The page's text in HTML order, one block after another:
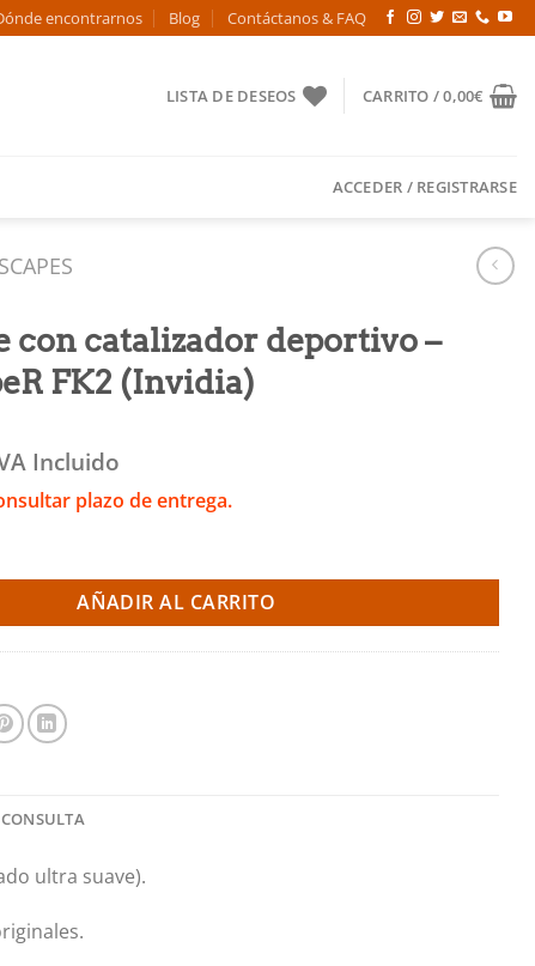
encontrarnos Blog Contáctanos & FAQ
LISTA DE DESEOS CARRITO /0,00€
ACCEDER / REGISTRARSE
con catalizador deportivo –
FK2 (Invidia)
Incluido
plazo de entrega.
deportivo - Civic TypeR FK2 (Invidia) cantidad
AÑADIR AL CARRITO
ultra suave).